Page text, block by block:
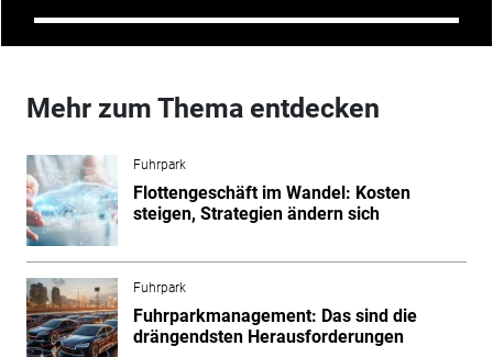
Mehr zum Thema entdecken
Fuhrpark
Flottengeschäft im Wandel: Kosten
steigen, Strategien ändern sich
Fuhrpark
Fuhrparkmanagement: Das sind die
drängendsten Herausforderungen